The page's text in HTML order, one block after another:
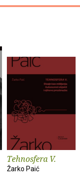
Tehnosfera V.
Žarko Paić